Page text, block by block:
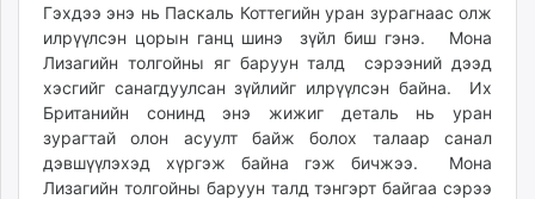
Гэхдээ энэ нь Паскаль Коттегийн уран зурагнаас олж
илрүүлсэн цорын ганц шинэ зүйл биш гэнэ. Мона
Лизагийн толгойны яг баруун талд сэрээний дээд
хэсгийг санагдуулсан зүйлийг илрүүлсэн байна. Их
Британийн сонинд энэ жижиг деталь нь уран
зурагтай олон асуулт байж болох талаар санал
дэвшүүлэхэд хүргэж байна гэж бичжээ. Мона
Лизагийн толгойны баруун талд тэнгэрт байгаа сэрээ